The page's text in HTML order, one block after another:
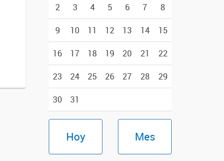
2 3 4 5 6 7 8
9 10 11 12 13 14 15
16 17 18 19 20 21 22
23 24 25 26 27 28 29
30 31
Hoy Mes